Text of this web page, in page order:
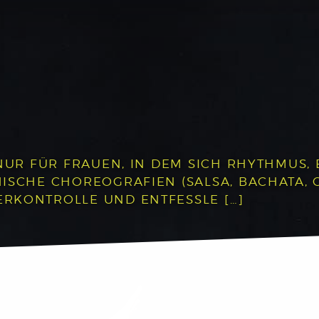
FÜR FRAUEN, IN DEM SICH
CHOREOGRAFIEN (SALSA, BACHATA,
UND ENTFESSLE […]